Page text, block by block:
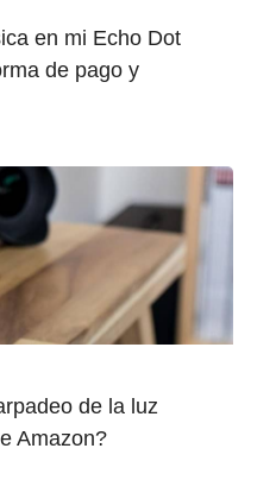
en mi Echo Dot
de pago y
de la luz
Amazon?